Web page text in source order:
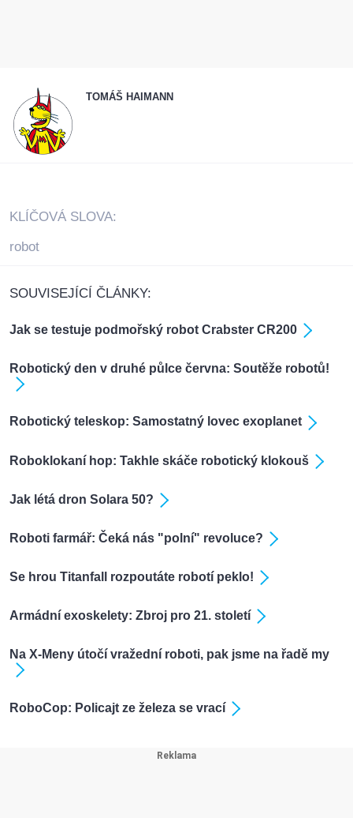
TOMÁŠ HAIMANN
KLÍČOVÁ SLOVA:
robot
SOUVISEJÍCÍ ČLÁNKY:
Jak se testuje podmořský robot Crabster CR200
Robotický den v druhé půlce června: Soutěže robotů!
Robotický teleskop: Samostatný lovec exoplanet
Roboklokaní hop: Takhle skáče robotický klokouš
Jak létá dron Solara 50?
Roboti farmář: Čeká nás "polní" revoluce?
Se hrou Titanfall rozpoutáte robotí peklo!
Armádní exoskelety: Zbroj pro 21. století
Na X-Meny útočí vražední roboti, pak jsme na řadě my
RoboCop: Policajt ze železa se vrací